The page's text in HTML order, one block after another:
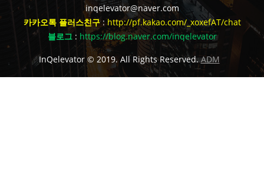
inqelevator@naver.com
카카오톡 플러스친구:http://pf.kakao.com/_xoxefAT/chat
블로그: https://blog.naver.com/inqelevator
InQelevator © 2019. All Rights Reserved. ADM